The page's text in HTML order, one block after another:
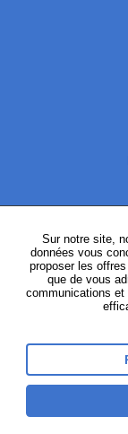
Sur notre site,
données vous
proposer les
que de vous
communications